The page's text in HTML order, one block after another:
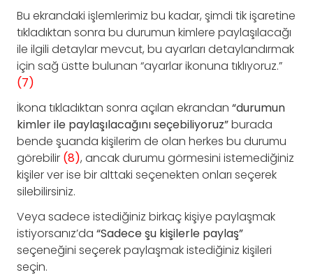
Bu ekrandaki işlemlerimiz bu kadar, şimdi tik işaretine
tıkladıktan sonra bu durumun kimlere paylaşılacağı
ile ilgili detaylar mevcut, bu ayarları detaylandırmak
için sağ üstte bulunan “ayarlar ikonuna tıklıyoruz.”
(7)
İkona tıkladıktan sonra açılan ekrandan “durumun
kimler ile paylaşılacağını seçebiliyoruz”burada
bende şuanda kişilerim de olan herkes bu durumu
görebilir (8), ancak durumu görmesini istemediğiniz
kişiler ver ise bir alttaki seçenekten onları seçerek
silebilirsiniz.
Veya sadece istediğiniz birkaç kişiye paylaşmak
istiyorsanız’da “Sadece şu kişilerle paylaş”
seçeneğini seçerek paylaşmak istediğiniz kişileri
seçin.